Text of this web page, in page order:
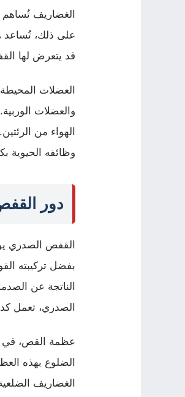
الغضاريف
على ذلك، تُساعد
قد يتعرض لها
العضلات
والعضلات
الهواء من
وظائفه الحيوية
دور
القفص الصدري
بفضل تركيبته
الناتجة عن
الصدري، تعمل
عظمة القص، في
الضلوع بهذه
الغضاريف